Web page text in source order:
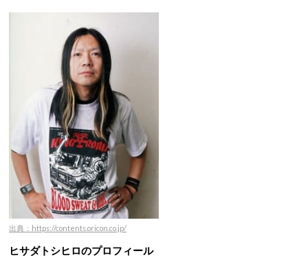
出典：https://contents.oricon.co.jp/
ヒサダトシヒロのプロフィール